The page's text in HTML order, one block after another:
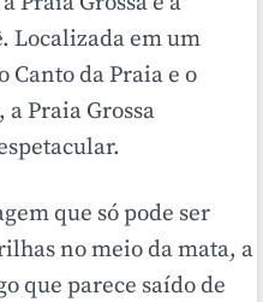
Localizada em um
Canto da Praia e o
a Praia Grossa
que só pode ser
no meio da mata, a
que parece saído de